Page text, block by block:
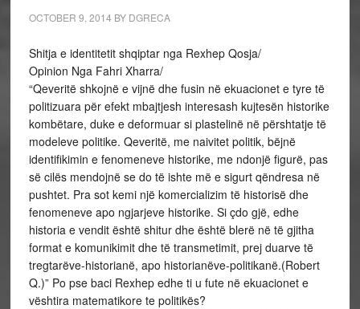
OCTOBER 9, 2014 BY DGRECA
Shitja e identitetit shqiptar nga Rexhep Qosja/
Opinion Nga Fahri Xharra/
“Qeveritë shkojnë e vijnë dhe fusin në ekuacionet e tyre të
politizuara për efekt mbajtjesh interesash kujtesën historike
kombëtare, duke e deformuar si plastelinë në përshtatje të
modeleve politike. Qeveritë, me naivitet politik, bëjnë
identifikimin e fenomeneve historike, me ndonjë figurë, pas
së cilës mendojnë se do të ishte më e sigurt qëndresa në
pushtet. Pra sot kemi një komercializim të historisë dhe
fenomeneve apo ngjarjeve historike. Si çdo gjë, edhe
historia e vendit është shitur dhe është blerë në të gjitha
format e komunikimit dhe të transmetimit, prej duarve të
tregtarëve-historianë, apo historianëve-politikanë.(Robert
Q.)” Po pse baci Rexhep edhe ti u fute në ekuacionet e
vështira matematikore te politikës?